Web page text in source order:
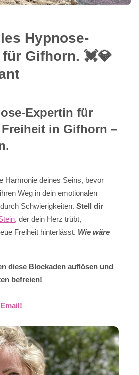
Hypnose-
Gifhorn. 💓️💎
Expertin für
in Gifhorn –
Harmonie deines Seins, bevor
Weg in dein emotionalen
Schwierigkeiten. Stell dir
, der dein Herz trübt,
Freiheit hinterlässt. Wie wäre
diese Blockaden auflösen und
befreien!